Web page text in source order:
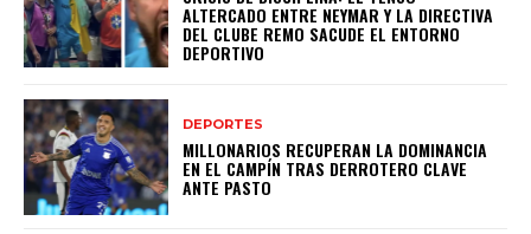
ALTERCADO ENTRE NEYMAR Y LA DIRECTIVA
DEL CLUBE REMO SACUDE EL ENTORNO
DEPORTIVO
DEPORTES
MILLONARIOS RECUPERAN LA DOMINANCIA
EN EL CAMPÍN TRAS DERROTERO CLAVE
ANTE PASTO